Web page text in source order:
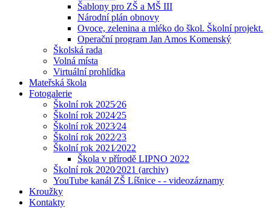
Šablony pro ZŠ a MŠ III
Národní plán obnovy
Ovoce, zelenina a mléko do škol. Školní projekt.
Operační program Jan Amos Komenský
Školská rada
Volná místa
Virtuální prohlídka
Mateřská škola
Fotogalerie
Školní rok 2025⁄26
Školní rok 2024⁄25
Školní rok 2023⁄24
Školní rok 2022⁄23
Školní rok 2021⁄2022
Škola v přírodě LIPNO 2022
Školní rok 2020⁄2021 (archiv)
YouTube kanál ZŠ Líšnice - - videozáznamy
Kroužky
Kontakty